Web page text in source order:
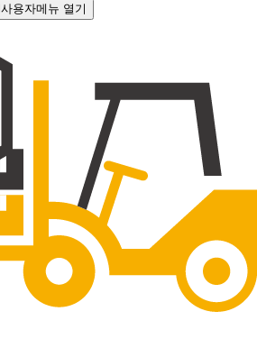
사용자메뉴 열기